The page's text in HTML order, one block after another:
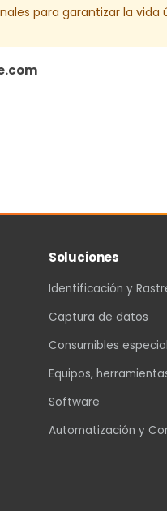
para garantizar la
Soluciones
Identificación y
Captura de datos
Consumibles
Equipos,
Software
Automatización y